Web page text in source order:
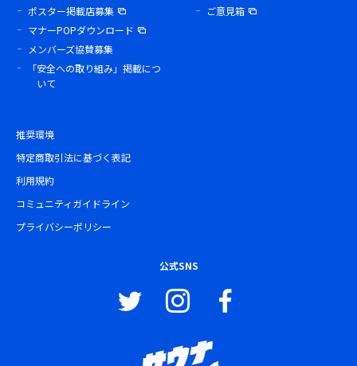
ポスター掲載店募集
マナーPOPダウンロード
メンバーズ協賛募集
「安全への取り組み」掲載につ
いて
ご意見箱
推奨環境
特定商取引法に基づく表記
利用規約
コミュニティガイドライン
プライバシーポリシー
公式SNS